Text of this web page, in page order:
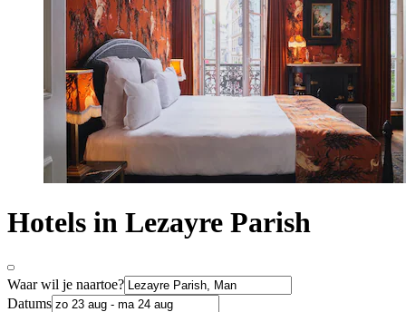
Hotels in Lezayre Parish
Waar wil je naartoe?
Datums